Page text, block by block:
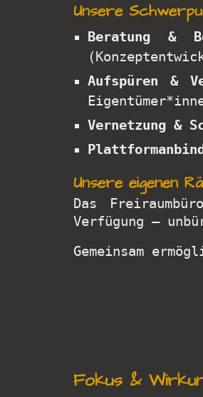
Unsere
Beratung &
Aufspüren &
Vernetzung &
Unsere eigenen
Das
Verfügung –
Gemeinsam
Fokus &